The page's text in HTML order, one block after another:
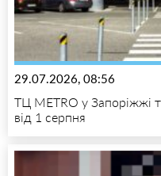
29.07.2026, 08:56
ТЦ METRO у Запоріжжі
від 1 серпня